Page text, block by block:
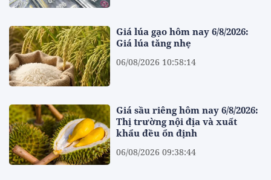
Giá lúa gạo hôm nay 6/8/2026:
Giá lúa tăng nhẹ
06/08/2026 10:58:14
Giá sầu riêng hôm nay 6/8/2026:
Thị trường nội địa và xuất
khẩu đều ổn định
06/08/2026 09:38:44